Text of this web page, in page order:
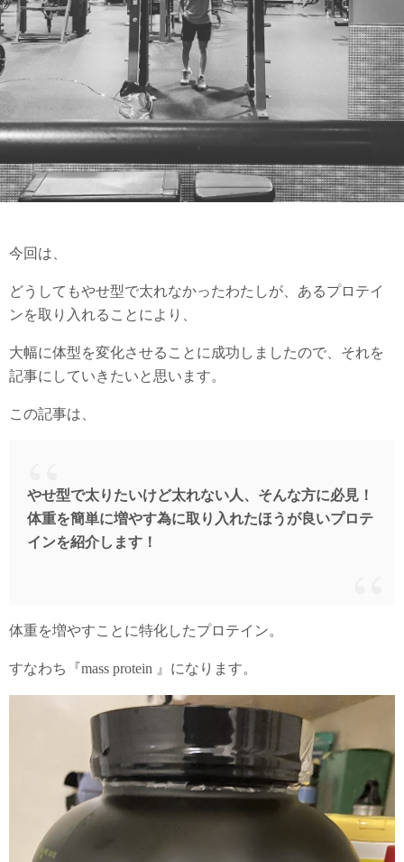
今回は、
どうしてもやせ型で太れなかったわたしが、あるプロテイ
ンを取り入れることにより、
大幅に体型を変化させることに成功しましたので、それを
記事にしていきたいと思います。
この記事は、
やせ型で太りたいけど太れない人、そんな方に必見！
体重を簡単に増やす為に取り入れたほうが良いプロテ
インを紹介します！
体重を増やすことに特化したプロテイン。
すなわち『mass protein 』になります。